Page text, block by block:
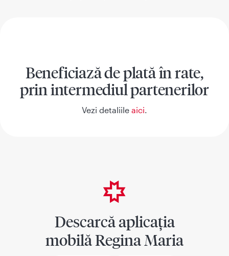
Beneficiază de plată în rate,
prin intermediul partenerilor
Vezi detaliile aici
Descarcă aplicația
mobilă Regina Maria